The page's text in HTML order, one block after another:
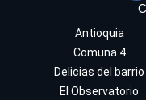
Antioquia
Comuna 4
Delicias del barrio
El Observatorio